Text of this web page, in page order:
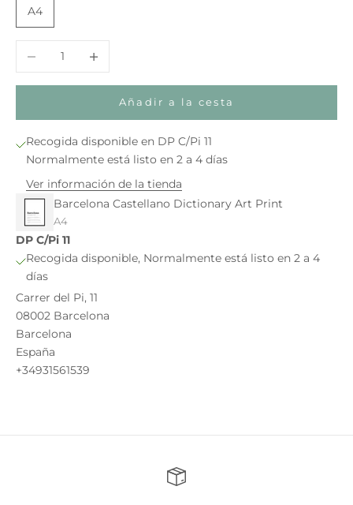
A4
Reducir cantidad
Añadir a la cesta
Recogida disponible en DP C/Pi 11
Normalmente está listo en 2 a 4 días
Ver información de la tienda
Barcelona Castellano Dictionary Art Print
A4
DP C/Pi 11
Recogida disponible, Normalmente está listo en 2 a 4
días
Carrer del Pi, 11
08002 Barcelona
Barcelona
España
+34931561539